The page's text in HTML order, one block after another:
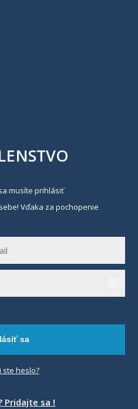
musíte prihlásiť
Vďaka za pochopenie
sa
ste heslo?
Pridajte sa !